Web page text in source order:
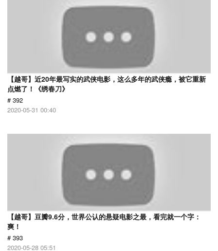
【越哥】近20年最写实的武侠电影，这么多年的武侠瘾，被它重新
点燃了！《绣春刀》
# 392
2020-05-31 00:40
【越哥】豆瓣9.6分，世界公认的悬疑电影之最，看完就一个字：
爽！
# 393
2020-05-28 05:51